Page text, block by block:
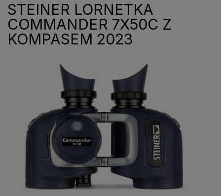
STEINER LORNETKA
COMMANDER 7X50C Z
KOMPASEM 2023